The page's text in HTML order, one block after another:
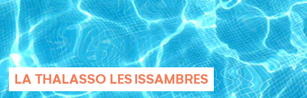
LA THALASSO LES ISSAMBRES